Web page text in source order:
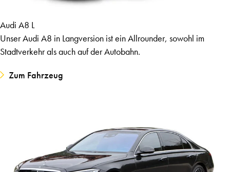
Audi A8 L
Unser Audi A8 in Langversion ist ein Allrounder, sowohl im
Stadtverkehr als auch auf der Autobahn.
Zum Fahrzeug